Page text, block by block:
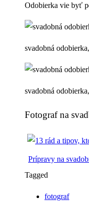
Odobierka vie byť
svadobná
svadobná
Fotograf na
Prípravy na
Tagged
fotograf